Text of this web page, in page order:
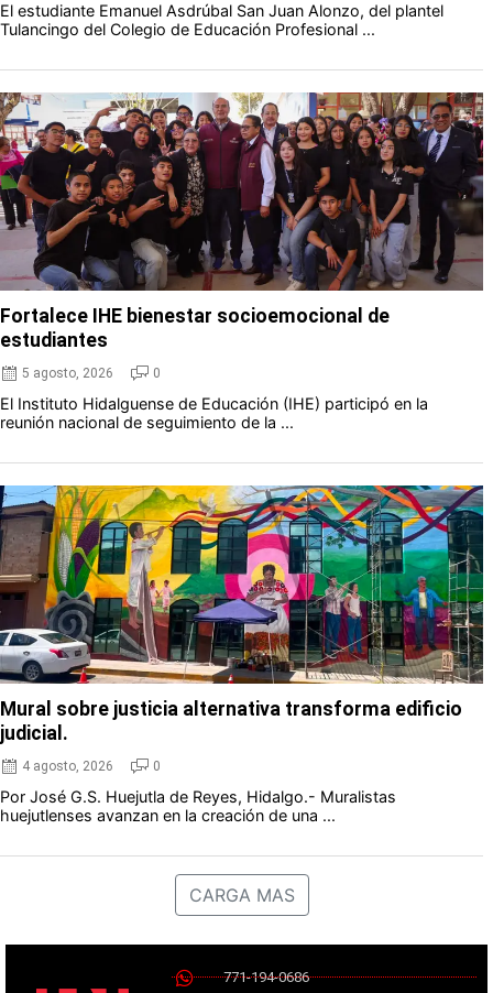
El estudiante Emanuel Asdrúbal San Juan Alonzo, del plantel
Tulancingo del Colegio de Educación Profesional ...
Fortalece IHE bienestar socioemocional de
estudiantes
5 agosto, 2026 0
El Instituto Hidalguense de Educación (IHE) participó en la
reunión nacional de seguimiento de la ...
Mural sobre justicia alternativa transforma edificio
judicial.
4 agosto, 2026 0
Por José G.S. Huejutla de Reyes, Hidalgo.- Muralistas
huejutlenses avanzan en la creación de una ...
CARGA MAS
771-194-0686